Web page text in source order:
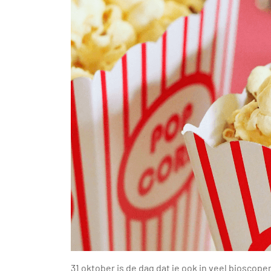
31 oktober is de dag dat je ook in veel